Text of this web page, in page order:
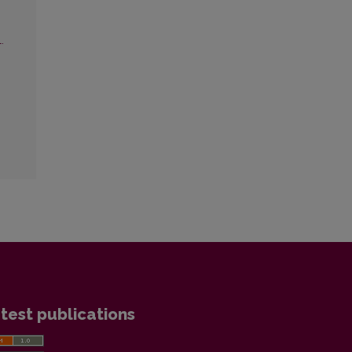
publications